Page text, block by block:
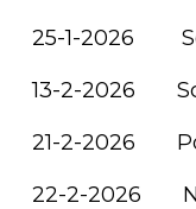
25-1-2026
13-2-2026
21-2-2026
22-2-2026